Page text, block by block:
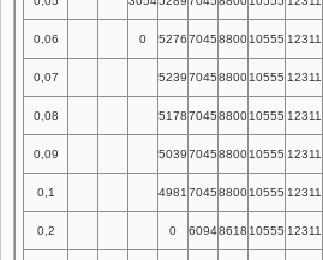
0,06 0 52767045880010555 12311
0,07 52397045880010555 12311
0,08 51787045880010555 12311
0,09 50397045880010555 12311
0,1 4981 7045880010555 12311
0,2 0 60948618 10555 12311